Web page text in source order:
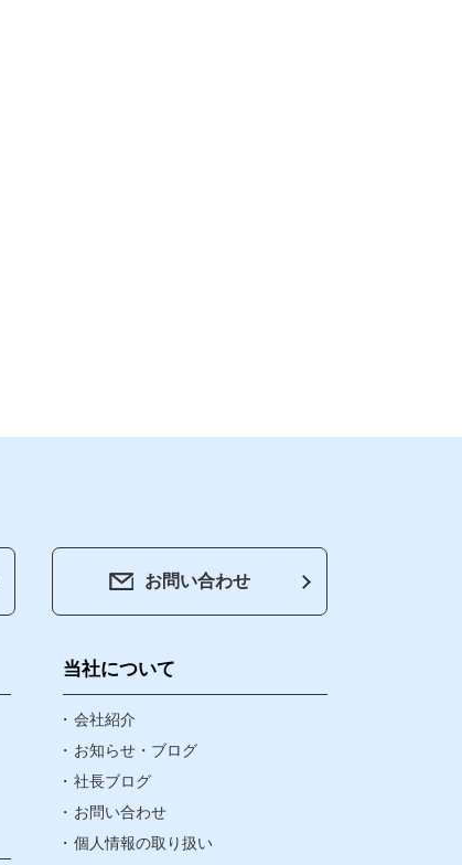
・ブログ
わせ
の取り扱い
お問い合わせ
当社について
会社紹介
お知らせ・ブログ
社長ブログ
お問い合わせ
個人情報の取り扱い